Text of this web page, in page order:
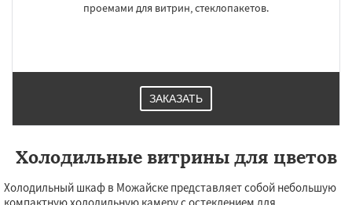
проемами для витрин, стеклопакетов.
ЗАКАЗАТЬ
Холодильные витрины для цветов
Холодильный шкаф в Можайске представляет собой небольшую